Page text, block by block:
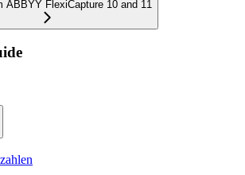
ABBYY FlexiCapture 10 and 11